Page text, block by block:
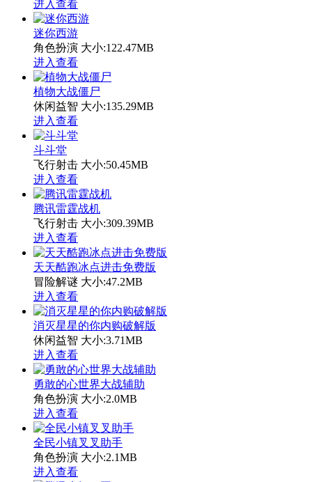
进入查看
迷你西游
角色扮演 大小:122.47MB
进入查看
植物大战僵尸
休闲益智 大小:135.29MB
进入查看
斗斗堂
飞行射击 大小:50.45MB
进入查看
腾讯雷霆战机
飞行射击 大小:309.39MB
进入查看
天天酷跑冰点进击免费版
冒险解谜 大小:47.2MB
进入查看
消灭星星的你内购破解版
休闲益智 大小:3.71MB
进入查看
勇敢的心世界大战辅助
角色扮演 大小:2.0MB
进入查看
全民小镇叉叉助手
角色扮演 大小:2.1MB
进入查看